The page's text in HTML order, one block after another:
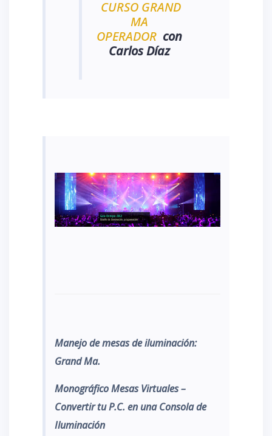
CURSO GRAND
MA
OPERADOR con
Carlos Díaz
Manejo de mesas de iluminación:
Grand Ma.
Monográfico Mesas Virtuales –
Convertir tu P.C. en una Consola de
Iluminación